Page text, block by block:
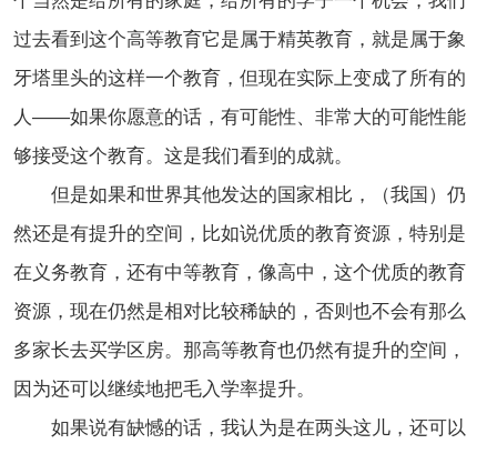
过去看到这个高等教育它是属于精英教育，就是属于象
牙塔里头的这样一个教育，但现在实际上变成了所有的
人——如果你愿意的话，有可能性、非常大的可能性能
够接受这个教育。这是我们看到的成就。
但是如果和世界其他发达的国家相比，（我国）仍
然还是有提升的空间，比如说优质的教育资源，特别是
在义务教育，还有中等教育，像高中，这个优质的教育
资源，现在仍然是相对比较稀缺的，否则也不会有那么
多家长去买学区房。那高等教育也仍然有提升的空间，
因为还可以继续地把毛入学率提升。
如果说有缺憾的话，我认为是在两头这儿，还可以